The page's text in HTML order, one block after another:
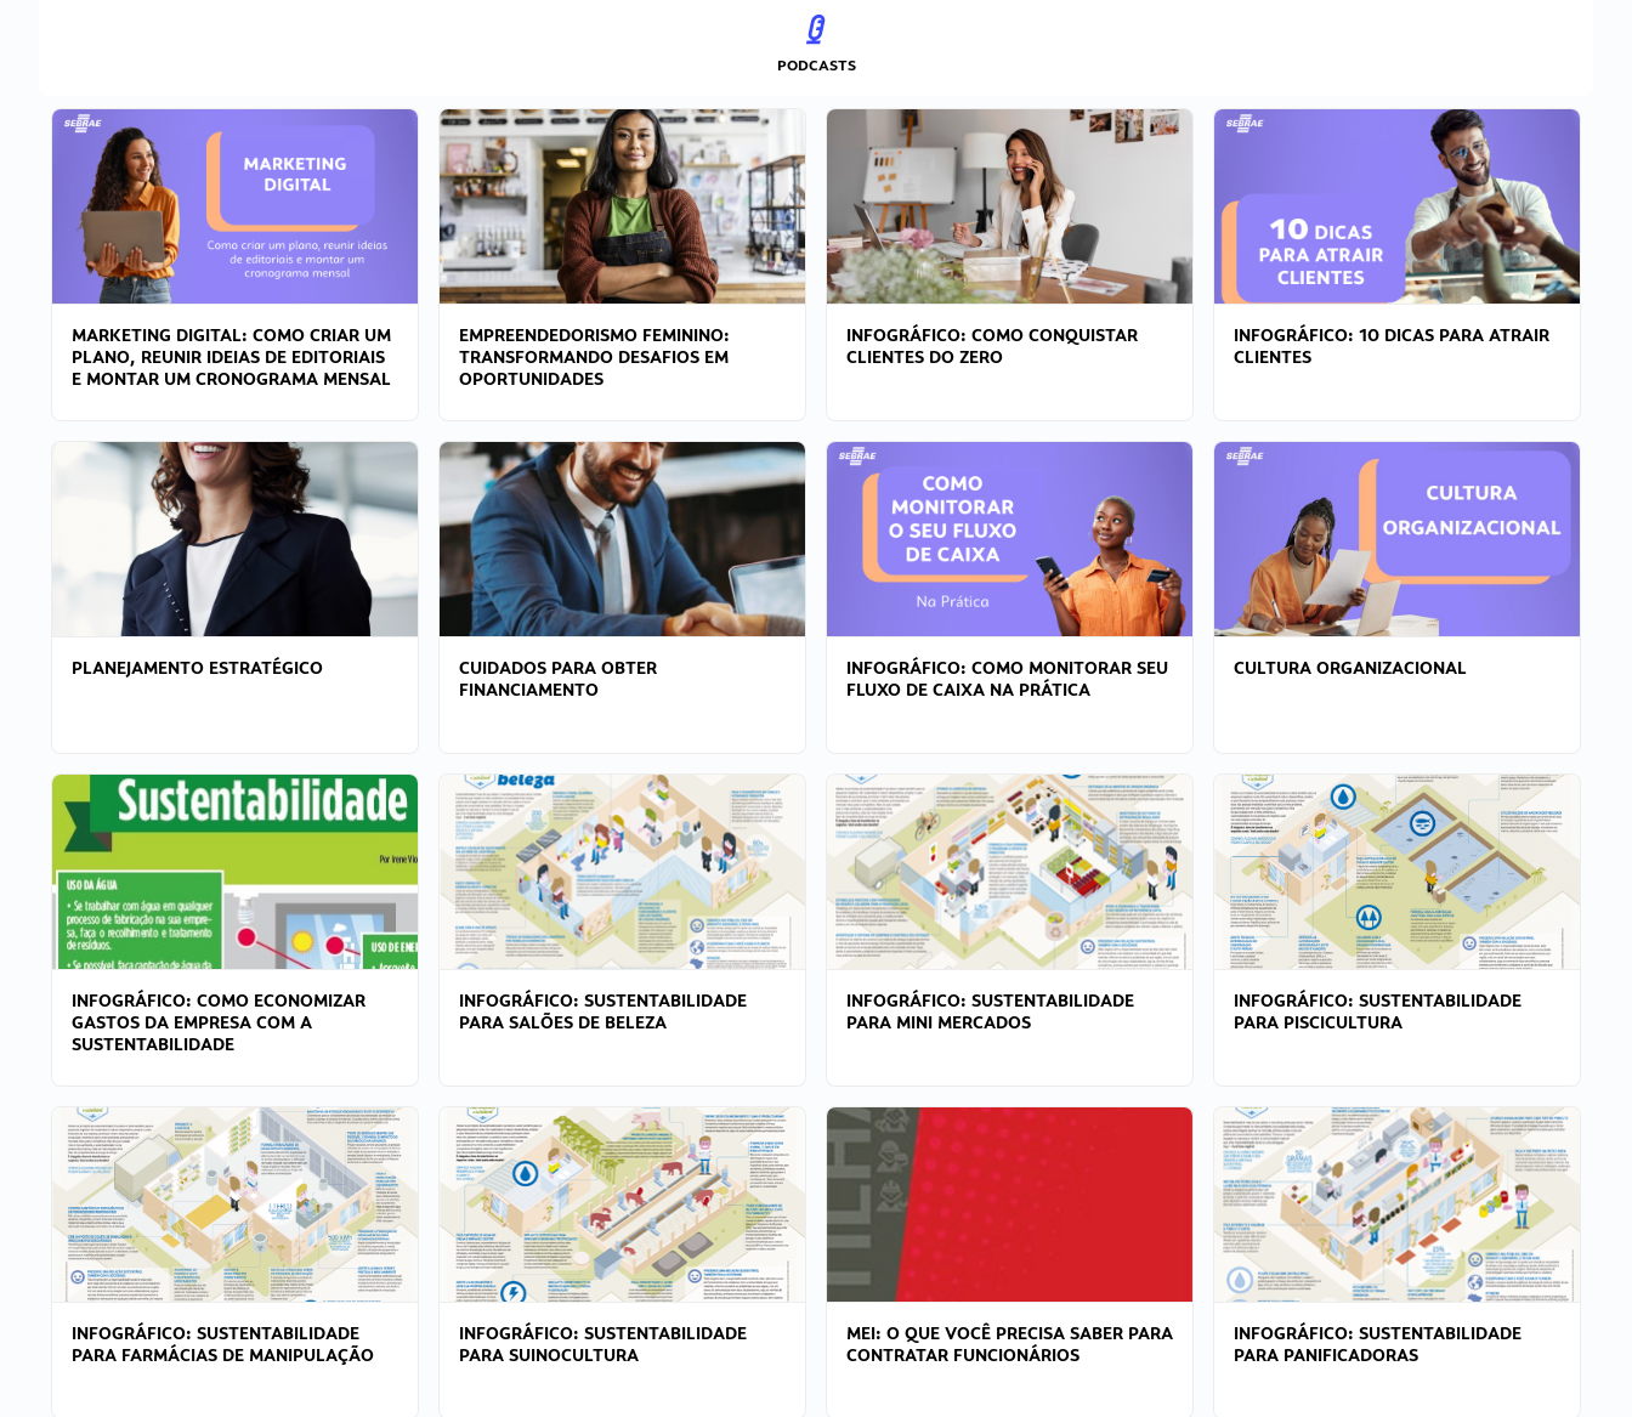
PODCASTS
MARKETING DIGITAL: COMO CRIAR UM
PLANO, REUNIR IDEIAS DE EDITORIAIS
E MONTAR UM CRONOGRAMA MENSAL
EMPREENDEDORISMO FEMININO:
TRANSFORMANDO DESAFIOS EM
OPORTUNIDADES
INFOGRÁFICO: COMO CONQUISTAR
CLIENTES DO ZERO
INFOGRÁFICO: 10 DICAS PARA ATRAIR
CLIENTES
PLANEJAMENTO ESTRATÉGICO
CUIDADOS PARA OBTER
FINANCIAMENTO
INFOGRÁFICO: COMO MONITORAR SEU
FLUXO DE CAIXA NA PRÁTICA
CULTURA ORGANIZACIONAL
INFOGRÁFICO: COMO ECONOMIZAR
GASTOS DA EMPRESA COM A
SUSTENTABILIDADE
INFOGRÁFICO: SUSTENTABILIDADE
PARA SALÕES DE BELEZA
INFOGRÁFICO: SUSTENTABILIDADE
PARA MINI MERCADOS
INFOGRÁFICO: SUSTENTABILIDADE
PARA PISCICULTURA
INFOGRÁFICO: SUSTENTABILIDADE
PARA FARMÁCIAS DE MANIPULAÇÃO
INFOGRÁFICO: SUSTENTABILIDADE
PARA SUINOCULTURA
MEI: O QUE VOCÊ PRECISA SABER PARA
CONTRATAR FUNCIONÁRIOS
INFOGRÁFICO: SUSTENTABILIDADE
PARA PANIFICADORAS